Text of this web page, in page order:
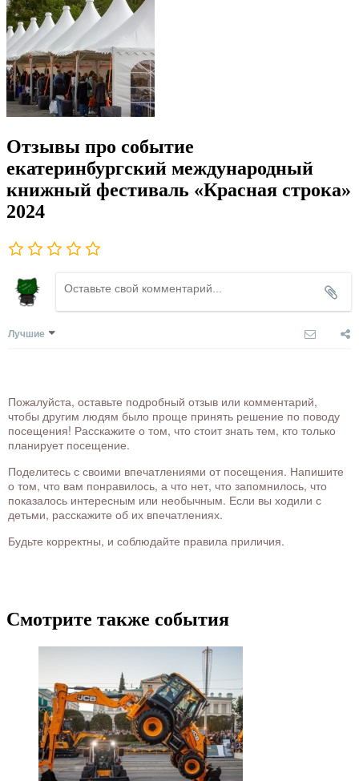
Отзывы про событие
екатеринбургский международный
книжный фестиваль «Красная строка»
2024
Лучшие
Пожалуйста, оставьте подробный отзыв или комментарий,
чтобы другим людям было проще принять решение по поводу
посещения! Расскажите о том, что стоит знать тем, кто только
планирует посещение.
Поделитесь с своими впечатлениями от посещения. Напишите
о том, что вам понравилось, а что нет, что запомнилось, что
показалось интересным или необычным. Если вы ходили с
детьми, расскажите об их впечатлениях.
Будьте корректны, и соблюдайте правила приличия.
Смотрите также события